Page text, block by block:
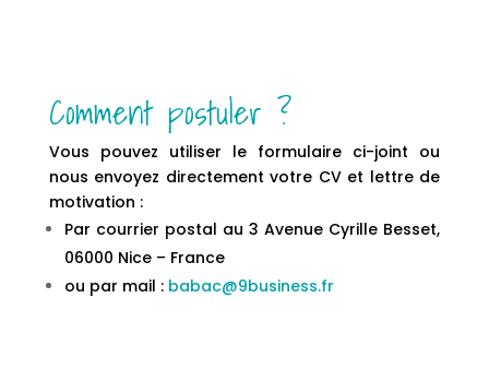
Comment postuler ?
Vous pouvez utiliser le formulaire ci-joint ou
nous envoyez directement votre CV et lettre de
motivation :
Par courrier postal au 3 Avenue Cyrille Besset,
06000 Nice – France
ou par mail : babac@9business.fr